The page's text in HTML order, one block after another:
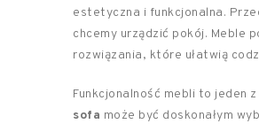
estetyczna i funkcjonalna.
chcemy urządzić pokój. Meble
rozwiązania, które ułatwią
Funkcjonalność mebli to jeden
sofa może być doskonałym